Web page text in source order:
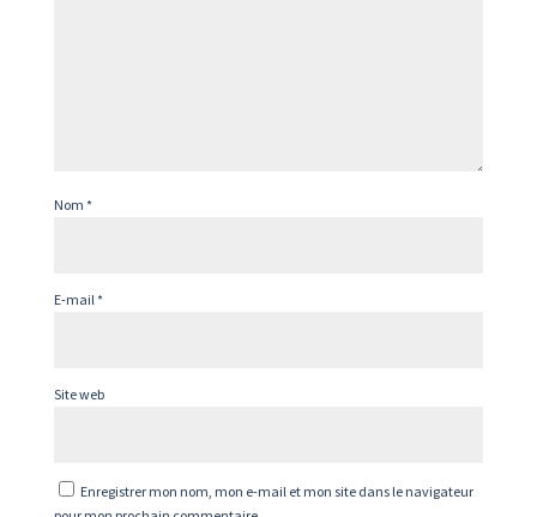
Nom *
E-mail *
Site web
Enregistrer mon nom, mon e-mail et mon site dans le navigateur